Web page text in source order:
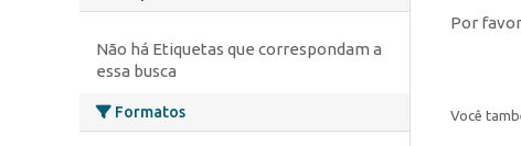
Não há Etiquetas que correspondam a
essa busca
Formatos
Por
Você